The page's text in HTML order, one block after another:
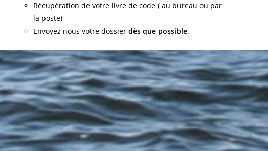
Récupération de votre livre de code ( au bureau ou par
la poste)
Envoyez nous votre dossier dès que possible.